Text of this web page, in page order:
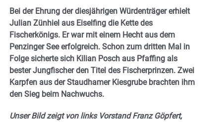
Bei der Ehrung der diesjährigen Würdenträger erhielt
Julian Zünhiel aus Eiselfing die Kette des
Fischerkönigs. Er war mit einem Hecht aus dem
Penzinger See erfolgreich. Schon zum dritten Mal in
Folge sicherte sich Kilian Posch aus Pfaffing als
bester Jungfischer den Titel des Fischerprinzen. Zwei
Karpfen aus der Staudhamer Kiesgrube brachten ihm
den Sieg beim Nachwuchs.
Unser Bild zeigt von links Vorstand Franz Göpfert,